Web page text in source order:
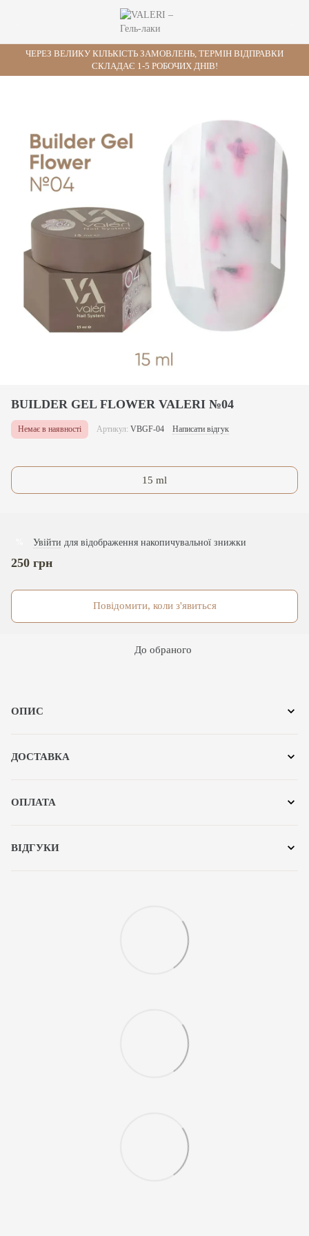
ЧЕРЕЗ ВЕЛИКУ КІЛЬКІСТЬ ЗАМОВЛЕНЬ, ТЕРМІН ВІДПРАВКИ
СКЛАДАЄ 1-5 РОБОЧИХ ДНІВ!
BUILDER GEL FLOWER VALERI №04
Немає в наявності Артикул: VBGF-04 Написати відгук
15 ml
250 грн
Повідомити, коли з'явиться
Увійти для відображення накопичувальної знижки
До обраного
ОПИС
ДОСТАВКА
ОПЛАТА
ВІДГУКИ